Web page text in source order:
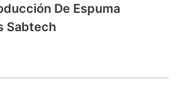
De Espuma
Sabtech